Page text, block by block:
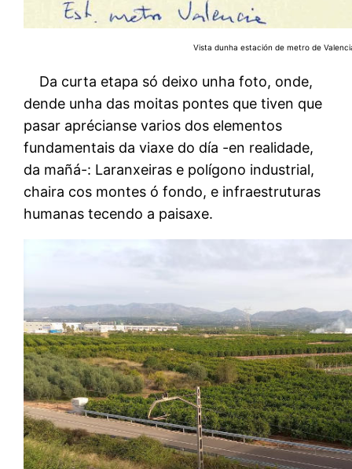
Vista dunha estación de metro de
Da curta etapa só deixo unha foto, onde,
dende unha das moitas pontes que tiven que
pasar aprécianse varios dos elementos
fundamentais da viaxe do día -en realidade,
da mañá-: Laranxeiras e polígono industrial,
chaira cos montes ó fondo, e infraestruturas
humanas tecendo a paisaxe.